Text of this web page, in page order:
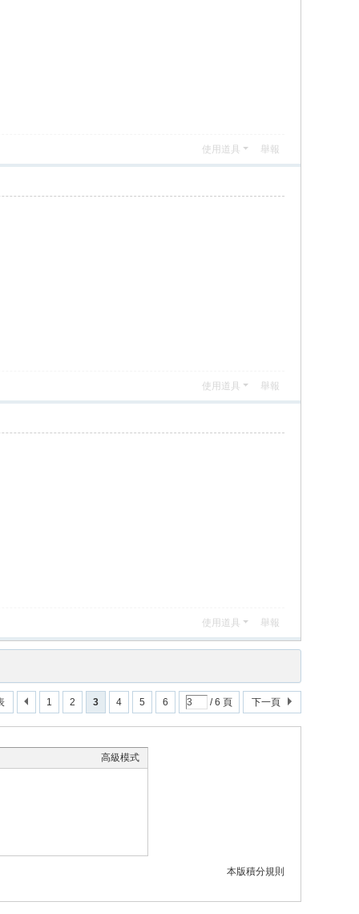
使用道具 舉報
使用道具 舉報
使用道具 舉報
1 2 3 4 5 6 / 6 頁 下一頁
高級模式
本版積分規則